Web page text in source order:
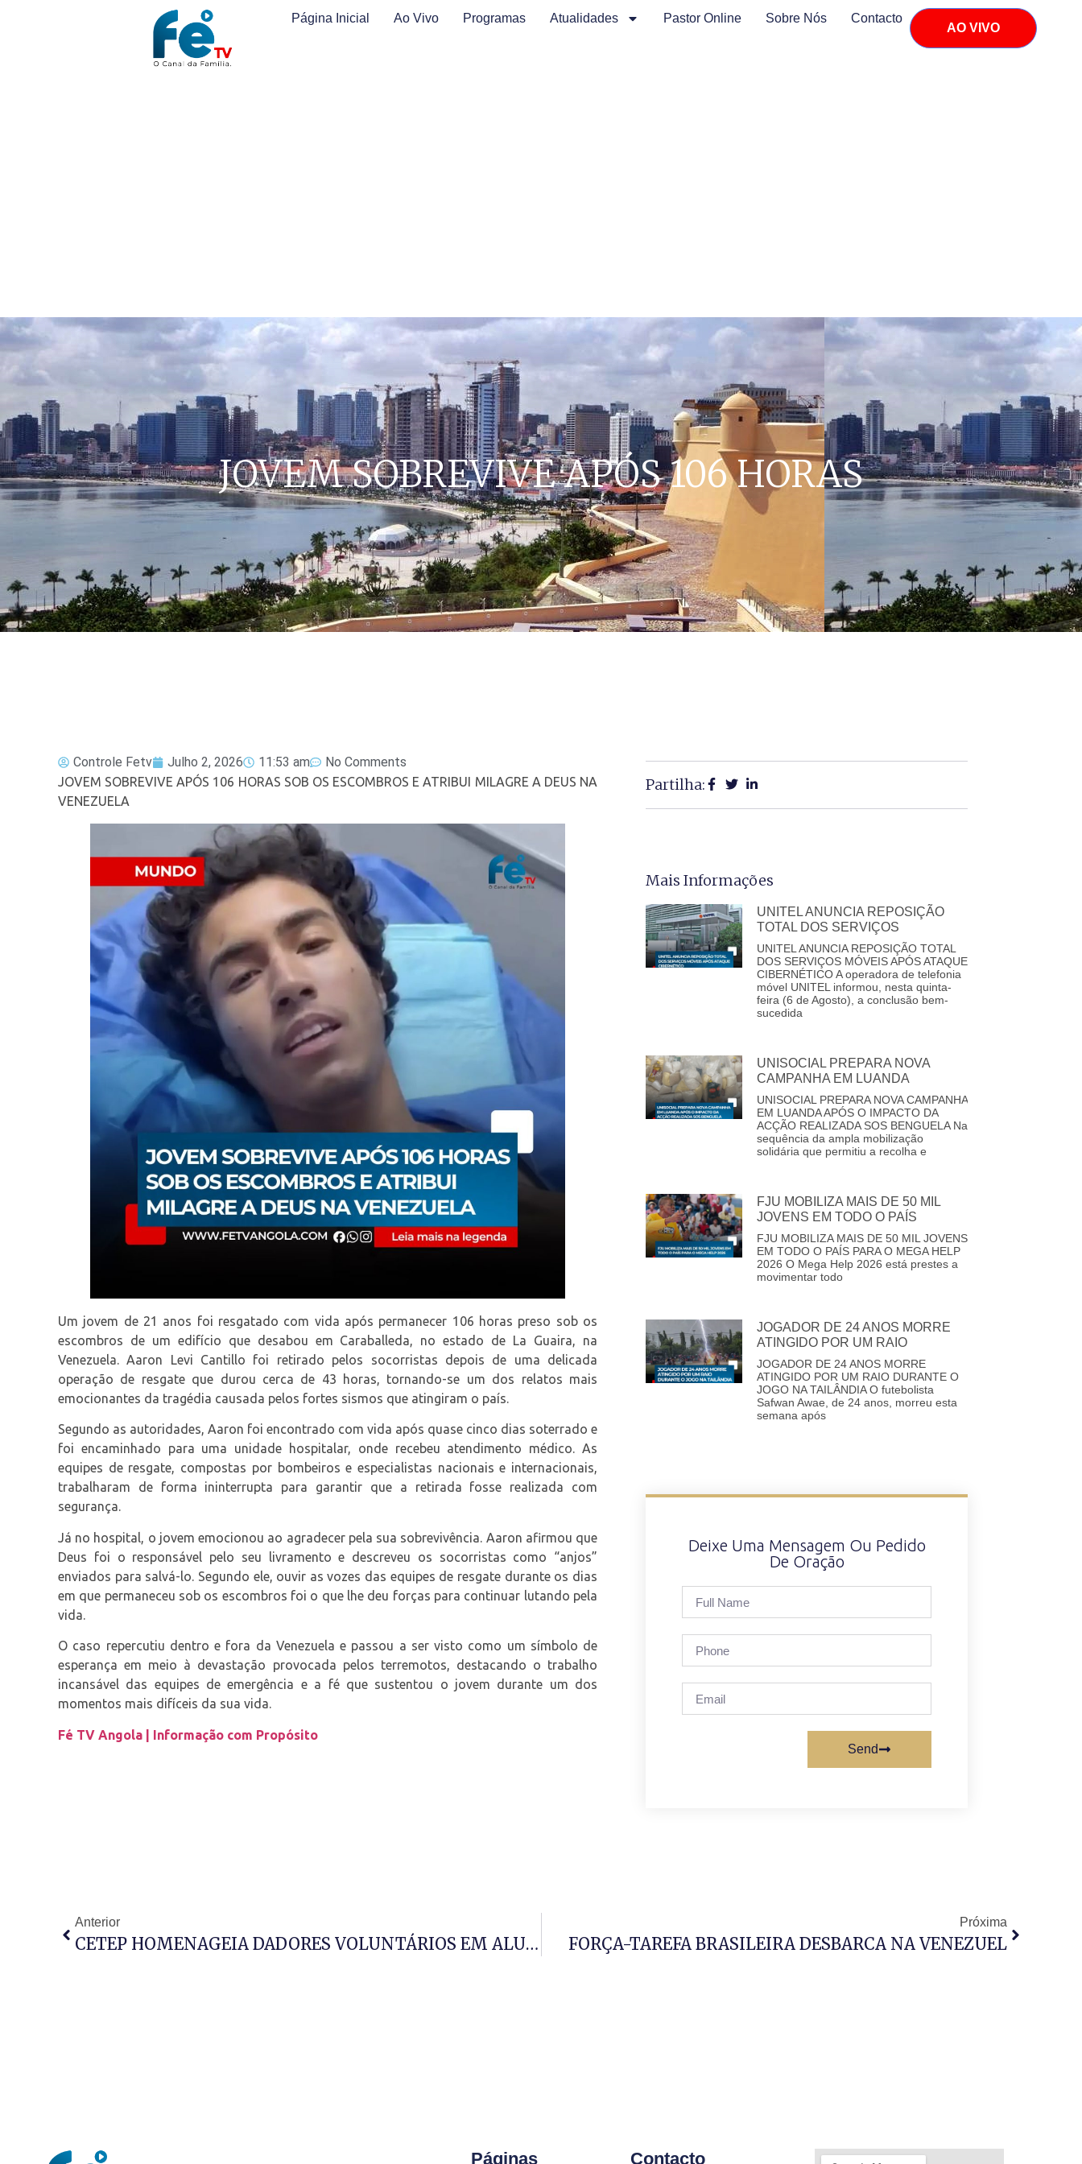
Página Inicial Ao Vivo Programas Atualidades Pastor Online Sobre Nós Contacto
AO VIVO
JOVEM SOBREVIVE APÓS 106 HORAS
Controle Fetv Julho 2, 2026 11:53 am No Comments
JOVEM SOBREVIVE APÓS 106 HORAS SOB OS ESCOMBROS E ATRIBUI MILAGRE A DEUS NA
VENEZUELA
Um jovem de 21 anos foi resgatado com vida após permanecer 106 horas preso sob os
escombros de um edifício que desabou em Caraballeda, no estado de La Guaira, na
Venezuela. Aaron Levi Cantillo foi retirado pelos socorristas depois de uma delicada
operação de resgate que durou cerca de 43 horas, tornando-se um dos relatos mais
emocionantes da tragédia causada pelos fortes sismos que atingiram o país.
Segundo as autoridades, Aaron foi encontrado com vida após quase cinco dias soterrado e
foi encaminhado para uma unidade hospitalar, onde recebeu atendimento médico. As
equipes de resgate, compostas por bombeiros e especialistas nacionais e internacionais,
trabalharam de forma ininterrupta para garantir que a retirada fosse realizada com
segurança.
Já no hospital, o jovem emocionou ao agradecer pela sua sobrevivência. Aaron afirmou que
Deus foi o responsável pelo seu livramento e descreveu os socorristas como “anjos”
enviados para salvá-lo. Segundo ele, ouvir as vozes das equipes de resgate durante os dias
em que permaneceu sob os escombros foi o que lhe deu forças para continuar lutando pela
vida.
O caso repercutiu dentro e fora da Venezuela e passou a ser visto como um símbolo de
esperança em meio à devastação provocada pelos terremotos, destacando o trabalho
incansável das equipes de emergência e a fé que sustentou o jovem durante um dos
momentos mais difíceis da sua vida.
Fé TV Angola | Informação com Propósito
Partilha:
Mais Informações
UNITEL ANUNCIA REPOSIÇÃO
TOTAL DOS SERVIÇOS
UNITEL ANUNCIA REPOSIÇÃO TOTAL
DOS SERVIÇOS MÓVEIS APÓS ATAQUE
CIBERNÉTICO A operadora de telefonia
móvel UNITEL informou, nesta quinta-
feira (6 de Agosto), a conclusão bem-
sucedida
UNISOCIAL PREPARA NOVA
CAMPANHA EM LUANDA
UNISOCIAL PREPARA NOVA CAMPANHA
EM LUANDA APÓS O IMPACTO DA
ACÇÃO REALIZADA SOS BENGUELA Na
sequência da ampla mobilização
solidária que permitiu a recolha e
FJU MOBILIZA MAIS DE 50 MIL
JOVENS EM TODO O PAÍS
FJU MOBILIZA MAIS DE 50 MIL JOVENS
EM TODO O PAÍS PARA O MEGA HELP
2026 O Mega Help 2026 está prestes a
movimentar todo
JOGADOR DE 24 ANOS MORRE
ATINGIDO POR UM RAIO
JOGADOR DE 24 ANOS MORRE
ATINGIDO POR UM RAIO DURANTE O
JOGO NA TAILÂNDIA O futebolista
Safwan Awae, de 24 anos, morreu esta
semana após
Deixe Uma Mensagem Ou Pedido
De Oração
Send
Anterior
CETEP HOMENAGEIA DADORES VOLUNTÁRIOS EM ALUSÃO
Próxima
FORÇA-TAREFA BRASILEIRA DESBARCA NA VENEZUEL
Páginas Contacto